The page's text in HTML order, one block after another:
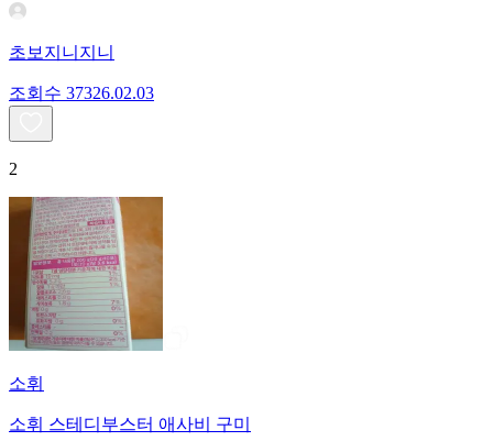
초보지니지니
조회수 37326.02.03
2
소휘
소휘 스테디부스터 애사비 구미